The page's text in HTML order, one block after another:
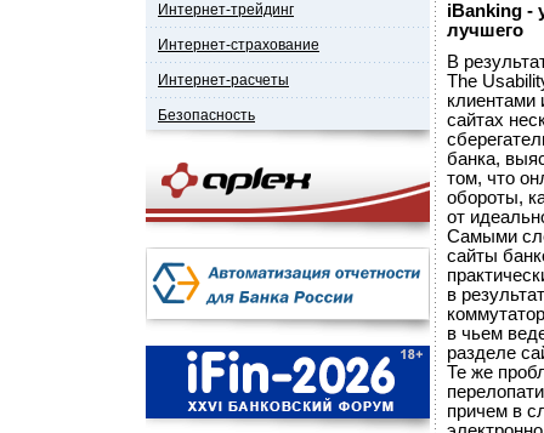
Интернет-трейдинг
Интернет-страхование
Интернет-расчеты
Безопасность
iBanking -
лучшего
В
The
клиентами
сайтах
банка,
том, что
обороты,
от
Самыми
сайты
в
в чьем
разделе
Те же
причем в